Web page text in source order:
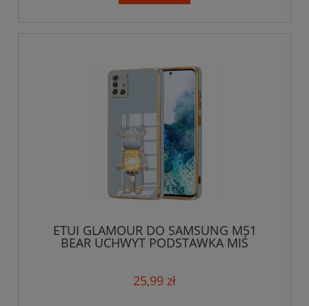
ETUI GLAMOUR DO SAMSUNG M51
BEAR UCHWYT PODSTAWKA MIŚ
25,99 zł